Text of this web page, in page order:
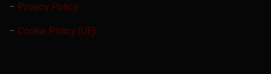
– Privacy Policy
– Cookie Policy (UE)